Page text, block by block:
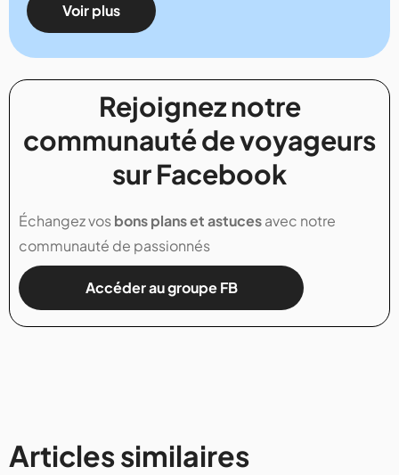
Voir plus
Rejoignez notre
communauté de voyageurs
sur Facebook
Échangez vosbons plans et astucesavec notre
communauté de passionnés
Accéder au groupe FB
Articles similaires